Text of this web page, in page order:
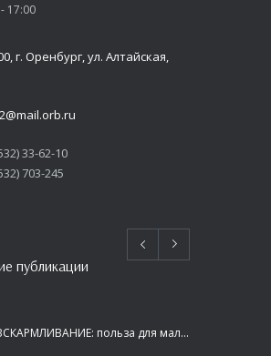
17:00
г. Оренбург, ул. Алтайская,
33-62-10
703-245
публикации
ГРУДНОЕ ВСКАРМЛИВАНИЕ: польза для малыша и мамы